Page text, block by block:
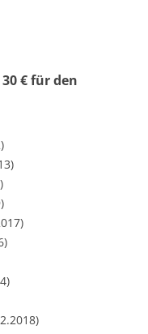
€ für den